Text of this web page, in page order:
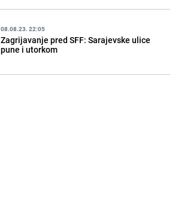
08.08.23. 22:05
Zagrijavanje pred SFF: Sarajevske ulice
pune i utorkom